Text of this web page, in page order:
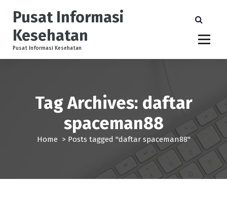
o
Pusat Informasi
Kesehatan
Pusat Informasi Kesehatan
Tag Archives: daftar
spaceman88
Home > Posts tagged "daftar spaceman88"